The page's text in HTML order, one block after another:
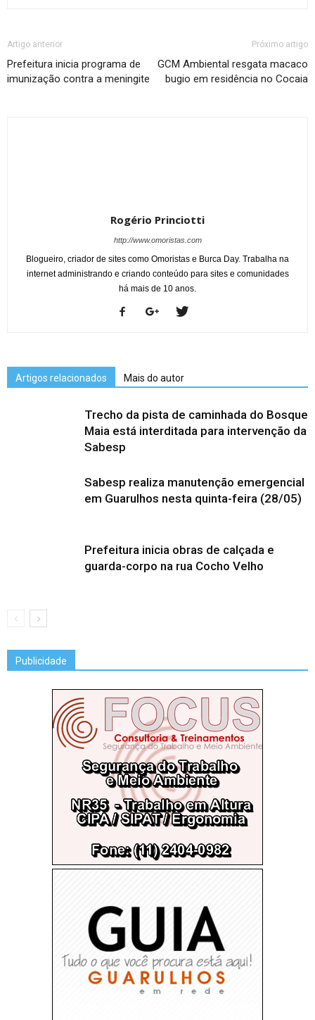
Artigo anterior
Prefeitura inicia programa de
imunização contra a meningite
Próximo artigo
GCM Ambiental resgata macaco
bugio em residência no Cocaia
Rogério Princiotti
http://www.omoristas.com
Blogueiro, criador de sites como Omoristas e Burca Day. Trabalha na
internet administrando e criando conteúdo para sites e comunidades
há mais de 10 anos.
Artigos relacionados Mais do autor
Trecho da pista de caminhada do Bosque
Maia está interditada para intervenção da
Sabesp
Sabesp realiza manutenção emergencial
em Guarulhos nesta quinta-feira (28/05)
Prefeitura inicia obras de calçada e
guarda-corpo na rua Cocho Velho
Publicidade